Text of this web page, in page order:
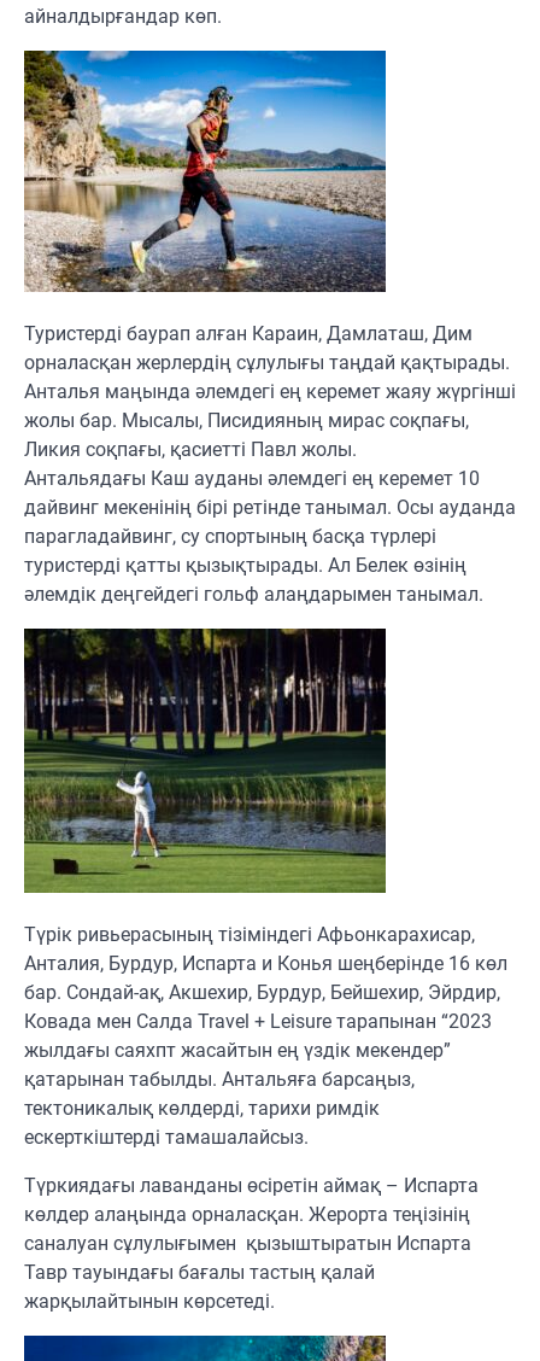
айналдырғандар көп.
Туристерді баурап алған Караин, Дамлаташ, Дим
орналасқан жерлердің сұлулығы таңдай қақтырады.
Анталья маңында әлемдегі ең керемет жаяу жүргінші
жолы бар. Мысалы, Писидияның мирас соқпағы,
Ликия соқпағы, қасиетті Павл жолы.
Антальядағы Каш ауданы әлемдегі ең керемет 10
дайвинг мекенінің бірі ретінде танымал. Осы ауданда
парагладайвинг, су спортының басқа түрлері
туристерді қатты қызықтырады. Ал Белек өзінің
әлемдік деңгейдегі гольф алаңдарымен танымал.
Түрік ривьерасының тізіміндегі Афьонкарахисар,
Анталия, Бурдур, Испарта и Конья шеңберінде 16 көл
бар. Сондай-ақ, Акшехир, Бурдур, Бейшехир, Эйрдир,
Ковада мен Салда Travel + Leisure тарапынан “2023
жылдағы саяхпт жасайтын ең үздік мекендер”
қатарынан табылды. Антальяға барсаңыз,
тектоникалық көлдерді, тарихи римдік
ескерткіштерді тамашалайсыз.
Түркиядағы лаванданы өсіретін аймақ – Испарта
көлдер алаңында орналасқан. Жерорта теңізінің
саналуан сұлулығымен қызыштыратын Испарта
Тавр тауындағы бағалы тастың қалай
жарқылайтынын көрсетеді.